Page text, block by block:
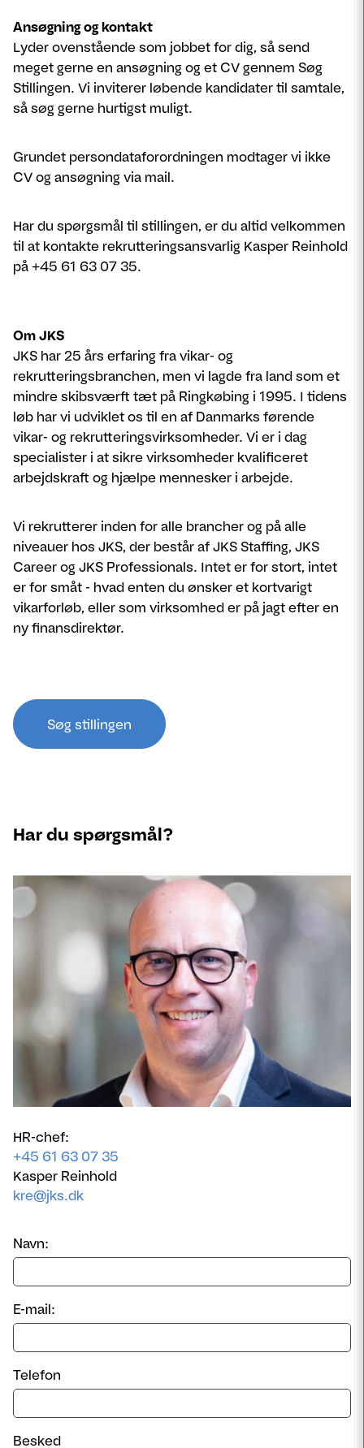
Ansøgning og kontakt
Lyder ovenstående som jobbet for dig, så send
meget gerne en ansøgning og et CV gennem Søg
Stillingen. Vi inviterer løbende kandidater til samtale,
så søg gerne hurtigst muligt.
Grundet persondataforordningen modtager vi ikke
CV og ansøgning via mail.
Har du spørgsmål til stillingen, er du altid velkommen
til at kontakte rekrutteringsansvarlig Kasper Reinhold
på +45 61 63 07 35.
Om JKS
JKS har 25 års erfaring fra vikar- og
rekrutteringsbranchen, men vi lagde fra land som et
mindre skibsværft tæt på Ringkøbing i 1995. I tidens
løb har vi udviklet os til en af Danmarks førende
vikar- og rekrutteringsvirksomheder. Vi er i dag
specialister i at sikre virksomheder kvalificeret
arbejdskraft og hjælpe mennesker i arbejde.
Vi rekrutterer inden for alle brancher og på alle
niveauer hos JKS, der består af JKS Staffing, JKS
Career og JKS Professionals. Intet er for stort, intet
er for småt - hvad enten du ønsker et kortvarigt
vikarforløb, eller som virksomhed er på jagt efter en
ny finansdirektør.
Søg stillingen
Har du spørgsmål?
HR-chef:
+45 61 63 07 35
Kasper Reinhold
kre@jks.dk
Navn:
E-mail:
Telefon
Besked